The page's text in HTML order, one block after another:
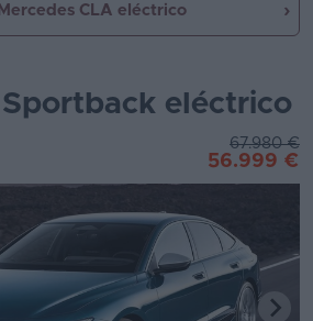
CLA eléctrico
eléctrico
67.980 €
56.999 €